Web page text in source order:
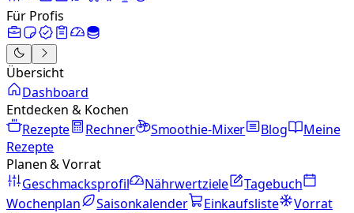
Für Profis
Übersicht
Dashboard
Entdecken & Kochen
Rezepte
Rechner Smoothie-Mixer Blog
Meine
Rezepte
Planen & Vorrat
Geschmacksprofil
Nährwertziele
Tagebuch
Wochenplan
Saisonkalender Einkaufsliste
Vorrat